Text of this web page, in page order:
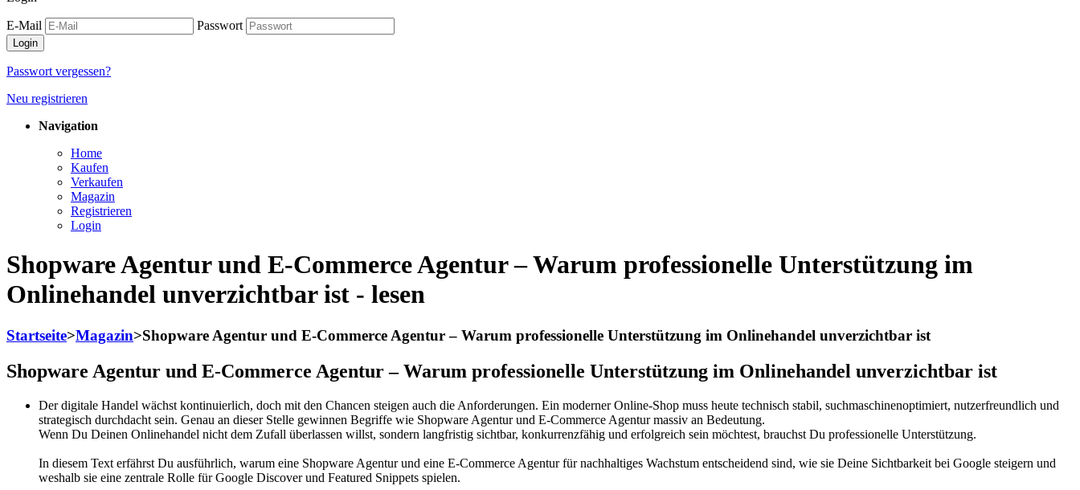
E-Mail Passwort
Passwort vergessen?
Neu registrieren
Navigation
Home
Kaufen
Verkaufen
Magazin
Registrieren
Login
Shopware Agentur und E-Commerce Agentur – Warum professionelle Unterstützung im
Onlinehandel unverzichtbar ist - lesen
Startseite>Magazin>Shopware Agentur und E-Commerce Agentur – Warum professionelle Unterstützung im Onlinehandel unverzichtbar ist
Shopware Agentur und E-Commerce Agentur – Warum professionelle Unterstützung im Onlinehandel unverzichtbar ist
Der digitale Handel wächst kontinuierlich, doch mit den Chancen steigen auch die Anforderungen. Ein moderner Online-Shop muss heute technisch stabil, suchmaschinenoptimiert, nutzerfreundlich und
strategisch durchdacht sein. Genau an dieser Stelle gewinnen Begriffe wie Shopware Agentur und E-Commerce Agentur massiv an Bedeutung.
Wenn Du Deinen Onlinehandel nicht dem Zufall überlassen willst, sondern langfristig sichtbar, konkurrenzfähig und erfolgreich sein möchtest, brauchst Du professionelle Unterstützung.
In diesem Text erfährst Du ausführlich, warum eine Shopware Agentur und eine E-Commerce Agentur für nachhaltiges Wachstum entscheidend sind, wie sie Deine Sichtbarkeit bei Google steigern und
weshalb sie eine zentrale Rolle für Google Discover und Featured Snippets spielen.